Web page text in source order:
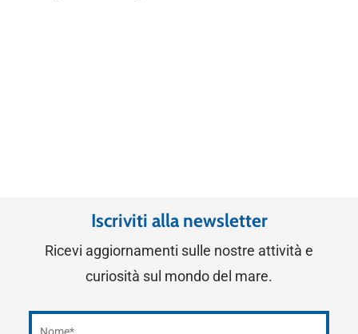
Iscriviti alla newsletter
Ricevi aggiornamenti sulle nostre attività e
curiosità sul mondo del mare.